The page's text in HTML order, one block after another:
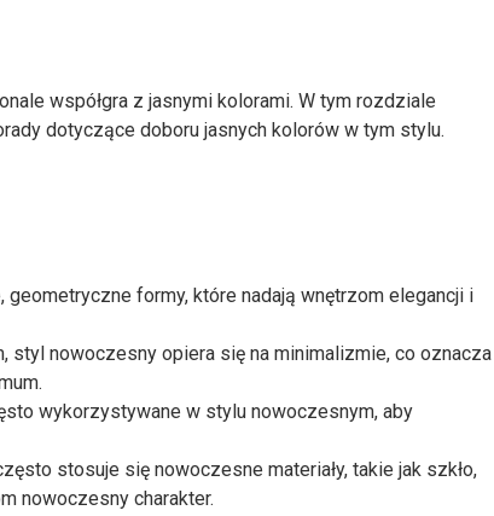
współgra z jasnymi kolorami. W tym rozdziale
dotyczące doboru jasnych kolorów w tym stylu.
formy, które nadają wnętrzom elegancji i
styl nowoczesny opiera się na minimalizmie, co oznacza
wykorzystywane w stylu nowoczesnym, aby
stosuje się nowoczesne materiały, takie jak szkło,
nowoczesny charakter.